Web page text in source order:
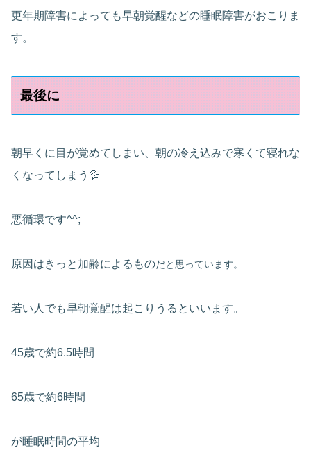
更年期障害によっても早朝覚醒などの睡眠障害がおこりま
す。
最後に
朝早くに目が覚めてしまい、朝の冷え込みで寒くて寝れな
くなってしまう💦
悪循環です^^;
原因はきっと加齢によるものだと思っています。
若い人でも早朝覚醒は起こりうるといいます。
45歳で約6.5時間
65歳で約6時間
が睡眠時間の平均